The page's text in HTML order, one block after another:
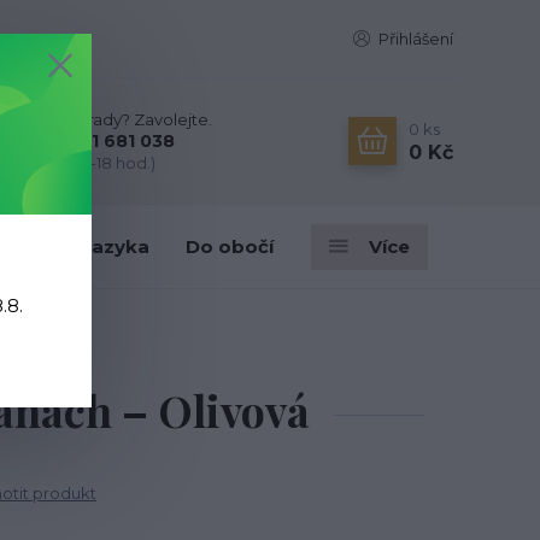
Přihlášení
Nevíte si rady? Zavolejte.
+420 731 681 038
(Po-Ne, 9-18 hod.)
0 ks
0 Kč
Do jazyka Do obočí Více
– Olivová
produkt